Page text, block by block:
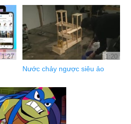
1:27 1:20
Nước chảy ngược siêu ảo